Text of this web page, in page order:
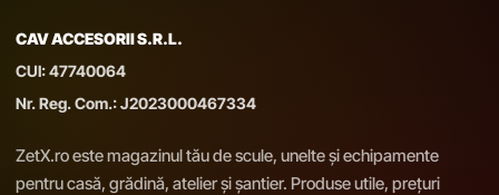
CAV ACCESORII S.R.L.
CUI: 47740064
Nr. Reg. Com.: J2023000467334
ZetX.ro este magazinul tău de scule, unelte și echipamente
pentru casă, grădină, atelier și șantier. Produse utile, prețuri